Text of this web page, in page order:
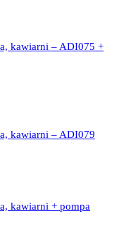
kawiarni – ADI075 +
kawiarni – ADI079
kawiarni + pompa